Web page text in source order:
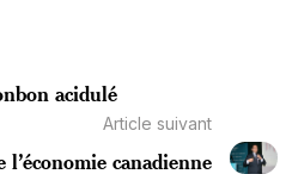
acidulé
Article suivant
canadienne